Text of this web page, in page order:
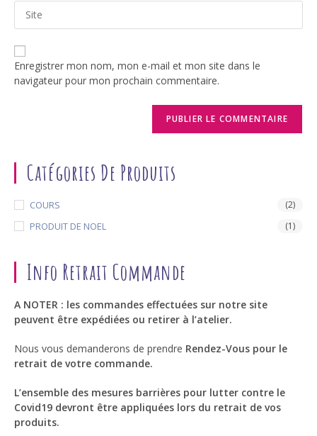
comment
address
l’URL
site
(facultatif)
Enregistrer mon nom, mon e-mail et mon site dans le
navigateur pour mon prochain commentaire.
Catégories De Produits
COURS (2)
PRODUIT DE NOEL (1)
Info Retrait Commande
A NOTER : les commandes effectuées sur notre site
peuvent être expédiées ou retirer à l’atelier.
Nous vous demanderons de prendre Rendez-Vous pour le
retrait de votre commande.
L’ensemble des mesures barrières pour lutter contre le
Covid19 devront être appliquées lors du retrait de vos
produits.